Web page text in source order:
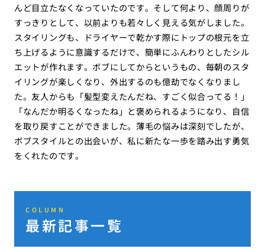
んど目立たなくなっていたのです。そして何より、顔周りが
すっきりとして、以前よりも若々しく見える気がしました。
スタイリングも、ドライヤーで乾かす際にトップの根元を立
ち上げるように意識するだけで、簡単にふんわりとしたシル
エットが作れます。ボブにしてからというもの、毎朝のスタ
イリングが楽しくなり、外出するのも億劫でなくなりまし
た。友人からも「髪型変えたんだね、すごく似合ってる！」
「なんだか明るくなったね」と褒められるようになり、自信
を取り戻すことができました。薄毛の悩みは深刻でしたが、
ボブスタイルとの出会いが、私に新たな一歩を踏み出す勇気
をくれたのです。
COLUMN
最新記事一覧